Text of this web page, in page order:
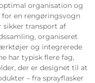
organisation og
en rengøringsvogn
sikker transport af
organiseret
og integrerede
har typisk flere fag,
der er designet til at
– fra sprayflasker